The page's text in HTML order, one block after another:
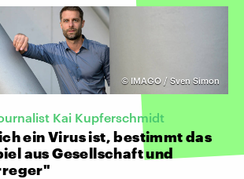
© IMAGO / Sven Simon
Kai Kupferschmidt
ein Virus ist, bestimmt das
aus Gesellschaft und